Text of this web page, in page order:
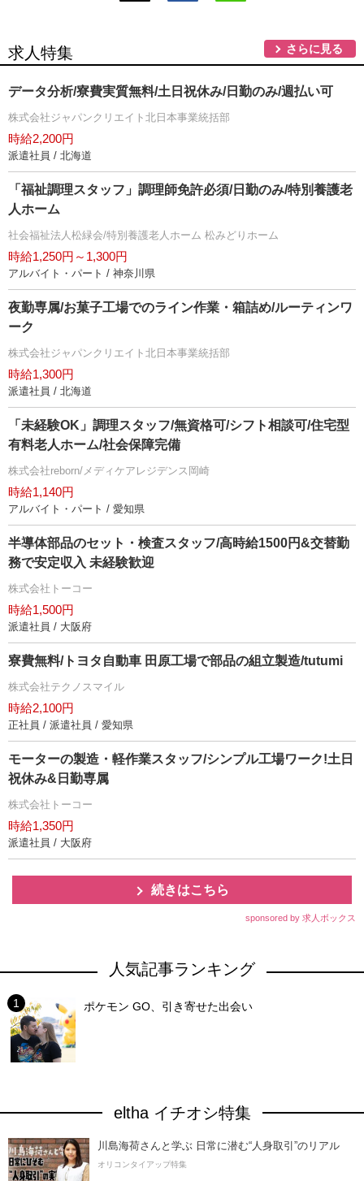
求人特集 さらに見る
データ分析/寮費実質無料/土日祝休み/日勤のみ/週払い可
株式会社ジャパンクリエイト北日本事業統括部
時給2,200円
派遣社員 / 北海道
「福祉調理スタッフ」調理師免許必須/日勤のみ/特別養護老
人ホーム
社会福祉法人松緑会/特別養護老人ホーム 松みどりホーム
時給1,250円～1,300円
アルバイト・パート / 神奈川県
夜勤専属/お菓子工場でのライン作業・箱詰め/ルーティンワ
ーク
株式会社ジャパンクリエイト北日本事業統括部
時給1,300円
派遣社員 / 北海道
「未経験OK」調理スタッフ/無資格可/シフト相談可/住宅型
有料老人ホーム/社会保障完備
株式会社reborn/メディケアレジデンス岡崎
時給1,140円
アルバイト・パート / 愛知県
半導体部品のセット・検査スタッフ/高時給1500円&交替勤
務で安定収入 未経験歓迎
株式会社トーコー
時給1,500円
派遣社員 / 大阪府
寮費無料/トヨタ自動車 田原工場で部品の組立製造/tutumi
株式会社テクノスマイル
時給2,100円
正社員 / 派遣社員 / 愛知県
モーターの製造・軽作業スタッフ/シンプル工場ワーク!土日
祝休み&日勤専属
株式会社トーコー
時給1,350円
派遣社員 / 大阪府
続きはこちら
sponsored by 求人ボックス
人気記事ランキング
ポケモン GO、引き寄せた出会い
eltha イチオシ特集
川島海荷さんと学ぶ 日常に潜む“人身取引”のリアル
オリコンタイアップ特集